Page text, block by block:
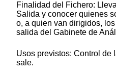
Finalidad del Fichero:
Salida y conocer quienes
o, a quien van dirigidos,
salida del Gabinete de
Usos previstos: Control de
sale.